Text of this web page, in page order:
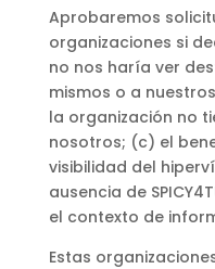
Aprobaremos
organizaciones si
no nos haría ver
mismos o a
la organización no
nosotros; (c) el
visibilidad del
ausencia de
el contexto de
Estas